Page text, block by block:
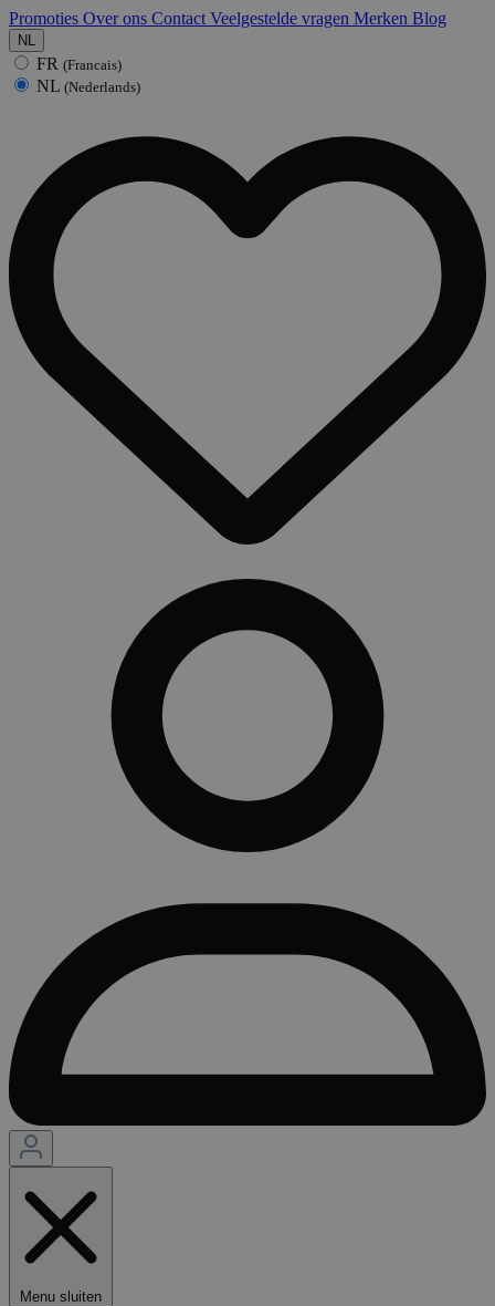
Promoties Over ons Contact Veelgestelde vragen Merken Blog
NL
FR (Francais)
NL (Nederlands)
Menu sluiten